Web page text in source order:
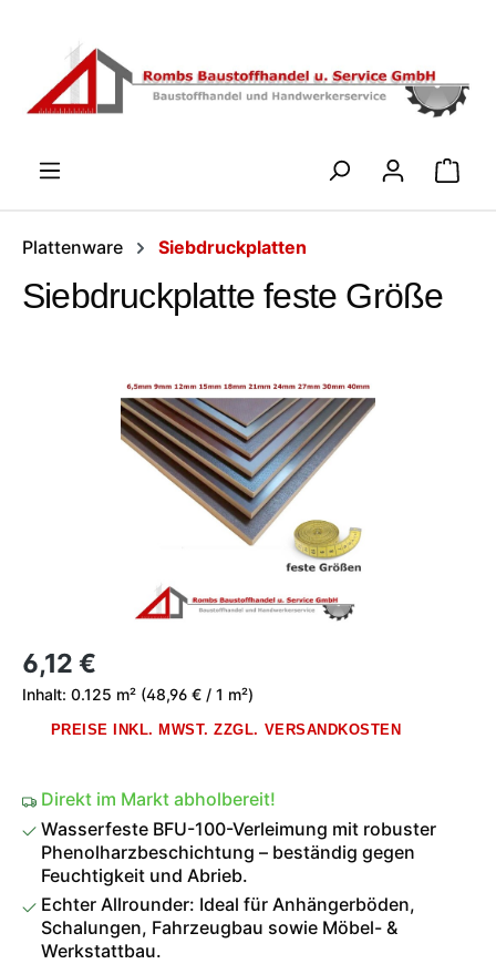
Plattenware Siebdruckplatten
Siebdruckplatte feste Größe
Regulärer Preis:
6,12 €
Inhalt: 0.125 m² (48,96 € / 1 m²)
PREISE INKL. MWST. ZZGL. VERSANDKOSTEN
Direkt im Markt abholbereit!
Wasserfeste BFU-100-Verleimung mit robuster
Phenolharzbeschichtung – beständig gegen
Feuchtigkeit und Abrieb.
Echter Allrounder: Ideal für Anhängerböden,
Schalungen, Fahrzeugbau sowie Möbel- &
Werkstattbau.